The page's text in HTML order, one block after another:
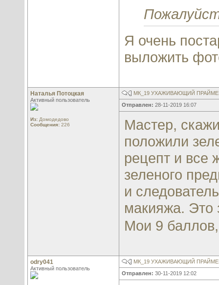
Я очень
выложить
Наталья Потоцкая
Активный пользователь
Из: Домодедово
Сообщения: 226
МК_19 УХАЖИВАЮЩИЙ
Отправлен: 28-11-2019 16:07
Мастер,
положили
рецепт и все
зеленого
и
макияжа. Это
Мои 9
odry041
Активный пользователь
МК_19 УХАЖИВАЮЩИЙ
Отправлен: 30-11-2019 12:02